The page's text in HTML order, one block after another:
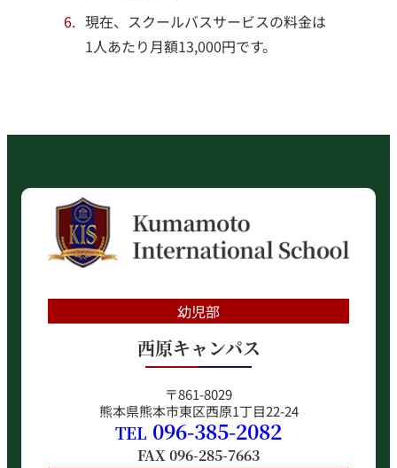
現在、スクールバスサービスの料金は
1人あたり月額13,000円です。
幼児部
西原キャンパス
〒861-8029
熊本県熊本市東区西原1丁目22-24
TEL 096-385-2082
FAX 096-285-7663